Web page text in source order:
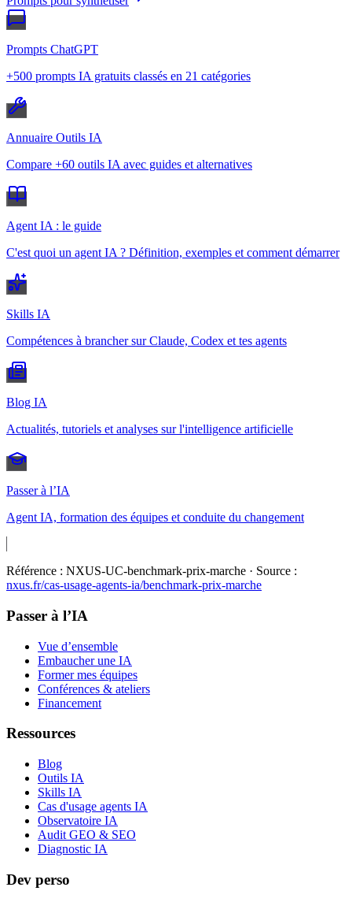
Prompts ChatGPT
+500 prompts IA gratuits classés en 21 catégories
Annuaire Outils IA
Compare +60 outils IA avec guides et alternatives
Agent IA : le guide
C'est quoi un agent IA ? Définition, exemples et comment démarrer
Skills IA
Compétences à brancher sur Claude, Codex et tes agents
Blog IA
Actualités, tutoriels et analyses sur l'intelligence artificielle
Passer à l’IA
Agent IA, formation des équipes et conduite du changement
Référence : NXUS-UC-benchmark-prix-marche · Source :
nxus.fr/cas-usage-agents-ia/benchmark-prix-marche
Passer à l’IA
Vue d’ensemble
Embaucher une IA
Former mes équipes
Conférences & ateliers
Financement
Ressources
Blog
Outils IA
Skills IA
Cas d'usage agents IA
Observatoire IA
Audit GEO & SEO
Diagnostic IA
Dev perso